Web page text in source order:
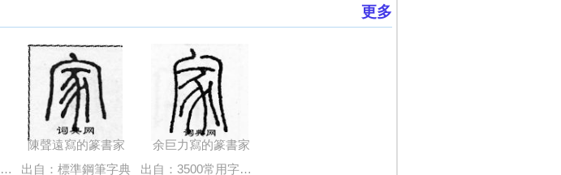
更多
陳聲遠寫的篆書家
出自：標準鋼筆字典
余巨力寫的篆書家
出自：3500常用字硬筆五體字帖